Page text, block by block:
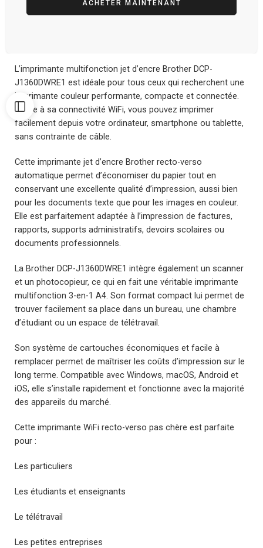
ACHETER MAINTENANT
L’imprimante multifonction jet d’encre Brother DCP-
J1360DWRE1 est idéale pour tous ceux qui recherchent une
imprimante couleur performante, compacte et connectée.
Grâce à sa connectivité WiFi, vous pouvez imprimer
facilement depuis votre ordinateur, smartphone ou tablette,
sans contrainte de câble.
Cette imprimante jet d’encre Brother recto-verso
automatique permet d’économiser du papier tout en
conservant une excellente qualité d’impression, aussi bien
pour les documents texte que pour les images en couleur.
Elle est parfaitement adaptée à l’impression de factures,
rapports, supports administratifs, devoirs scolaires ou
documents professionnels.
La Brother DCP-J1360DWRE1 intègre également un scanner
et un photocopieur, ce qui en fait une véritable imprimante
multifonction 3-en-1 A4. Son format compact lui permet de
trouver facilement sa place dans un bureau, une chambre
d’étudiant ou un espace de télétravail.
Son système de cartouches économiques et facile à
remplacer permet de maîtriser les coûts d’impression sur le
long terme. Compatible avec Windows, macOS, Android et
iOS, elle s’installe rapidement et fonctionne avec la majorité
des appareils du marché.
Cette imprimante WiFi recto-verso pas chère est parfaite
pour :
Les particuliers
Les étudiants et enseignants
Le télétravail
Les petites entreprises